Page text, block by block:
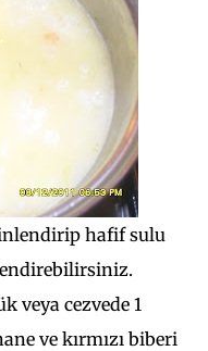
hafif sulu
veya cezvede 1
ve kırmızı biberi